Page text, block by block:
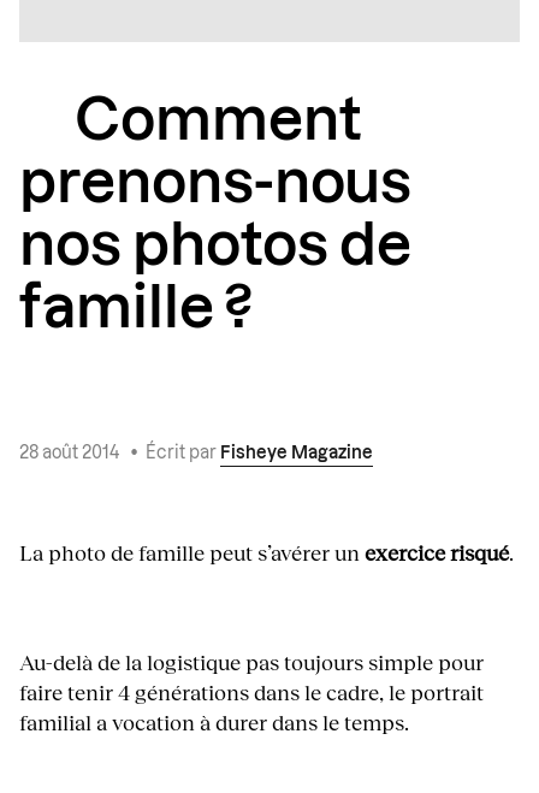
Comment
prenons-nous
nos photos de
famille ?
28 août 2014 • Écrit par Fisheye Magazine
La photo de famille peut s’avérer unexercice risqué.
Au-delà de la logistique pas toujours simple pour
faire tenir 4 générations dans le cadre, le portrait
familial a vocation à durer dans le temps.